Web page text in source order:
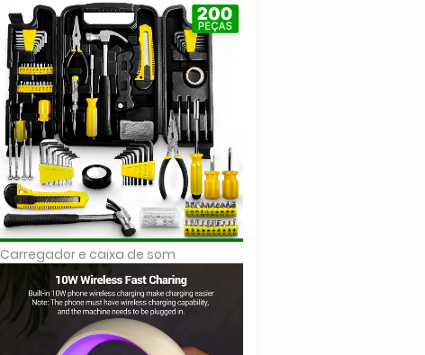
Carregador e caixa de som